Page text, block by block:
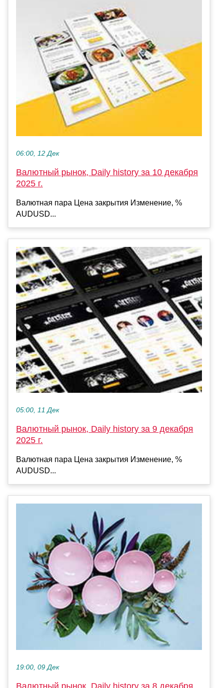
06:00, 12 Дек
Валютный рынок, Daily history за 10 декабря
2025 г.
Валютная пара Цена закрытия Изменение, %
AUDUSD...
05:00, 11 Дек
Валютный рынок, Daily history за 9 декабря
2025 г.
Валютная пара Цена закрытия Изменение, %
AUDUSD...
19:00, 09 Дек
Валютный рынок, Daily history за 8 декабря